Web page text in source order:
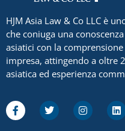
HJM Asia Law & Co LLC è
che coniuga una
asiatici con la
impresa, attingendo a oltre
asiatica ed esperienza